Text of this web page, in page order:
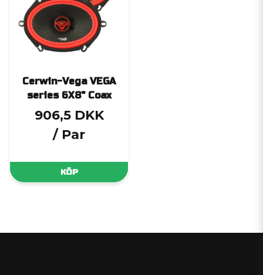
Cerwin-Vega VEGA
series 6X8" Coax
906,5 DKK
/ Par
KÖP